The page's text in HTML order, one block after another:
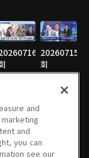
07/16/2026 • 1시간 33분
20260715
회
07/15/2026 • 1시간 35분
회
and
and
you can
see our